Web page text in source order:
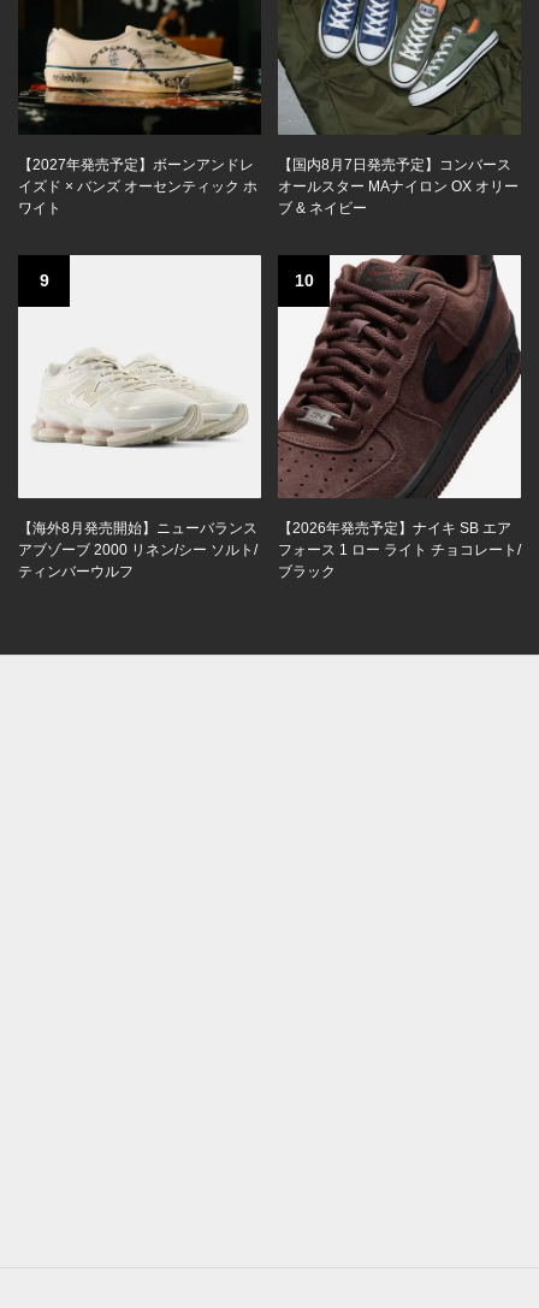
【2027年発売予定】ボーンアンドレ
イズド × バンズ オーセンティック ホ
ワイト
【国内8月7日発売予定】コンバース
オールスター MAナイロン OX オリー
ブ & ネイビー
9
【海外8月発売開始】ニューバランス
アブゾーブ 2000 リネン/シー ソルト/
ティンバーウルフ
10
【2026年発売予定】ナイキ SB エア
フォース 1 ロー ライト チョコレート/
ブラック